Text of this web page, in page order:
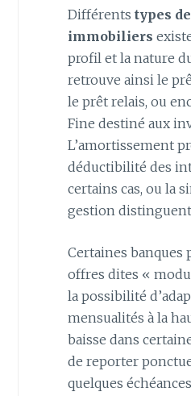
Différents types
immobiliers
profil et la nature
retrouve ainsi le
le prêt relais, ou
Fine destiné aux
L’amortissement
déductibilité des
certains cas, ou la
gestion
Certaines banques
offres dites «
la possibilité
mensualités à la
baisse dans
de reporter
quelques